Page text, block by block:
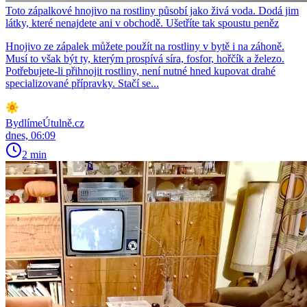
Toto zápalkové hnojivo na rostliny působí jako živá voda. Dodá jim
látky, které nenajdete ani v obchodě. Ušetříte tak spoustu peněz
Hnojivo ze zápalek můžete použít na rostliny v bytě i na záhoně.
Musí to však být ty, kterým prospívá síra, fosfor, hořčík a železo.
Potřebujete-li přihnojit rostliny, není nutné hned kupovat drahé
specializované přípravky. Stačí se...
BydlímeÚtulně.cz
dnes, 06:09
2 min